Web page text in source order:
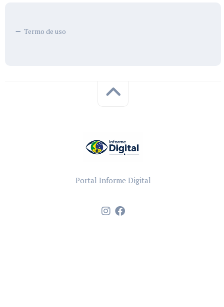
Termo de uso
Portal Informe Digital